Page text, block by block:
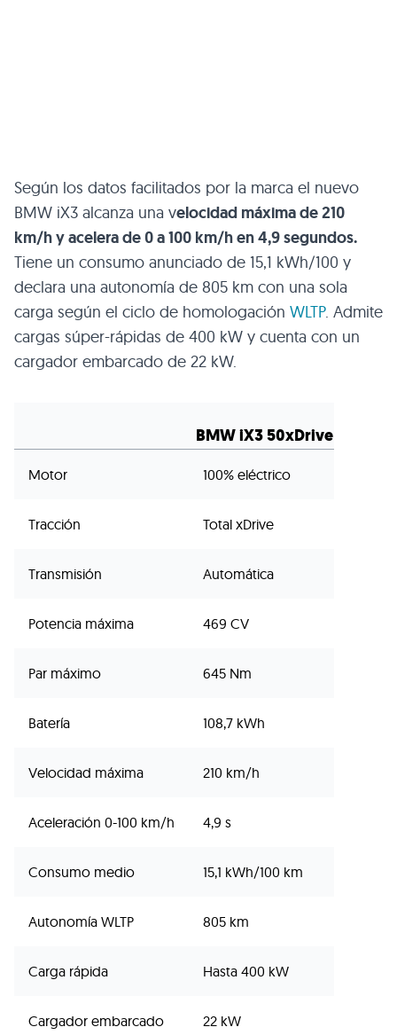
Según los datos facilitados por la marca el nuevo
BMW iX3 alcanza una velocidad máxima de 210
km/h y acelera de 0 a 100 km/h en 4,9 segundos.
Tiene un consumo anunciado de 15,1 kWh/100 y
declara una autonomía de 805 km con una sola
carga según el ciclo de homologación WLTP. Admite
cargas súper-rápidas de 400 kW y cuenta con un
cargador embarcado de 22 kW.
BMW iX3 50xDrive
Motor 100% eléctrico
Tracción Total xDrive
Transmisión Automática
Potencia máxima 469 CV
Par máximo 645 Nm
Batería 108,7 kWh
Velocidad máxima 210 km/h
Aceleración 0-100 km/h 4,9 s
Consumo medio 15,1 kWh/100 km
Autonomía WLTP 805 km
Carga rápida Hasta 400 kW
Cargador embarcado 22 kW